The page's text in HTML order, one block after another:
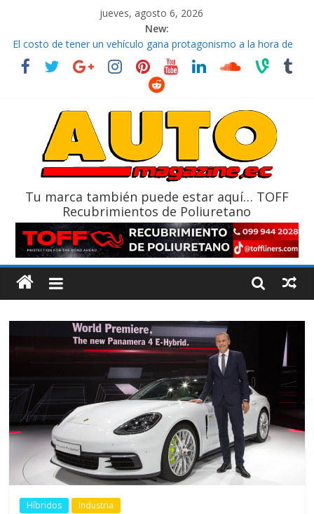
jueves, agosto 6, 2026
New:
El costo de tener un vehículo gana protagonismo a la hora de
decidir
Ultima película ‘Spider‑Man: Brand New Day’ pone en escena a
La Vuelta al Ecuador 2026, edición 47ª, recorre 7 provincias en 8
La FEDAK recibe 12 Sinotruk Bolden para cubrir las rutas de La
Tu marca también puede estar aquí… TOFF
Recubrimientos de Poliuretano
Híbridos Industria